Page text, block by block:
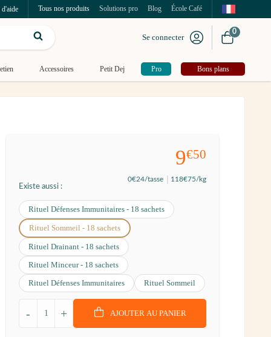
Tous nos produits Solutions pro Blog École Café
Se connecter
0
Accessoires Petit Dej Pro Bons plans
9€50
0€24/tasse 118€75/kg
Existe aussi :
Rituel Défenses Immunitaires - 18 sachets
Rituel Sommeil - 18 sachets
Rituel Drainant - 18 sachets
Rituel Minceur - 18 sachets
Rituel Défenses Immunitaires
Rituel Sommeil
+
- AJOUTER AU PANIER